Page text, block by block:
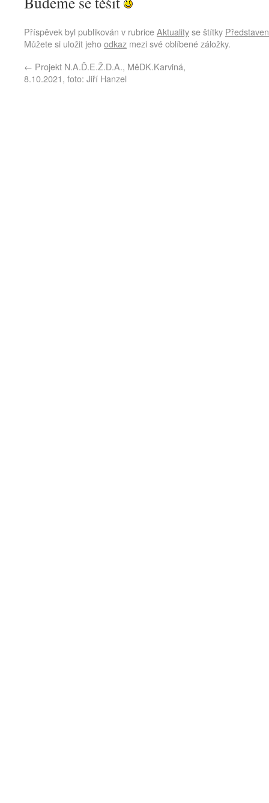
Příspěvek byl publikován v rubriceAktualityse štítky
Můžete si uložit jehoodkaz mezi své oblíbené záložky.
← Projekt N.A.Ď.E.Ž.D.A., MěDK.Karviná,
8.10.2021, foto: Jiří Hanzel